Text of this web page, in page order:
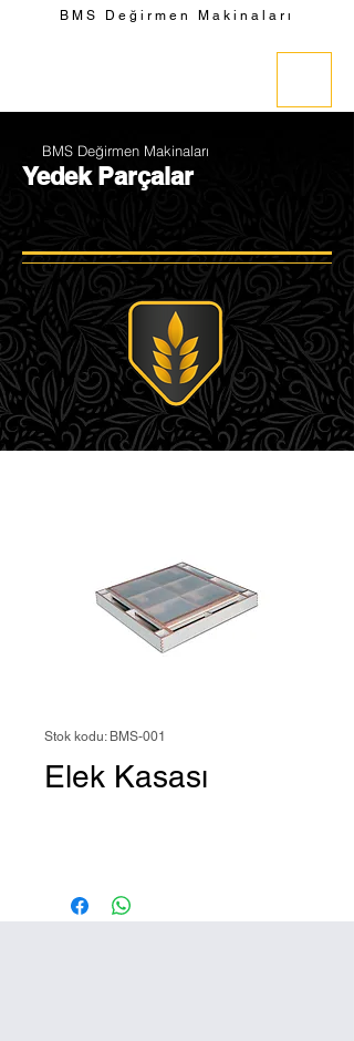
BMS Değirmen Makinaları
BMS Değirmen Makinaları
Yedek Parçalar
Stok kodu: BMS-001
Elek Kasası